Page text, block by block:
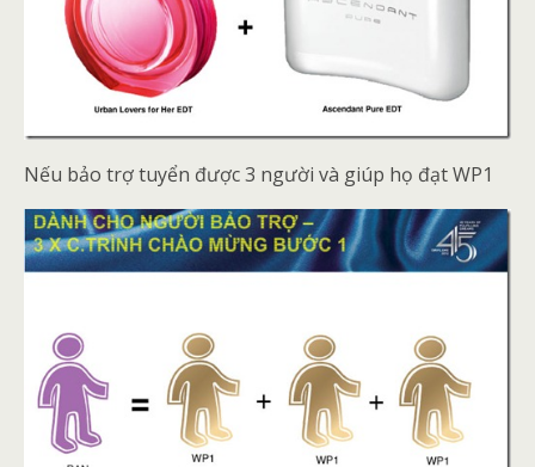
Nếu bảo trợ tuyển được 3 người và giúp họ đạt WP1